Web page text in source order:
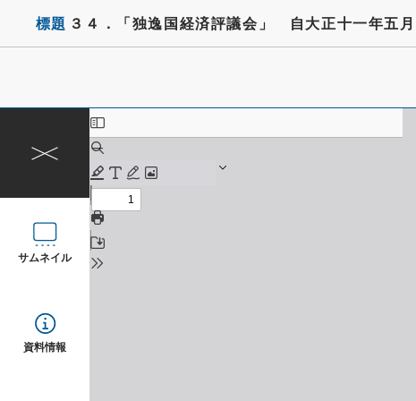
標題 ３４．「独逸国経済評議会」 自大正十一年五月
サムネイル
資料情報